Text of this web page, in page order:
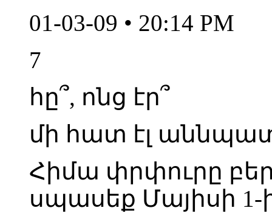
01-03-09 • 20:14 PM
7
հը՞, ոնց էր՞
մի հատ էլ
Հիմա փրփուրը
սպասեք Մայիսի 1-